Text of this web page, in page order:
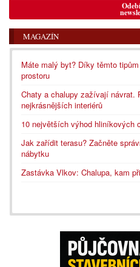
MAGAZÍN
Máte malý byt? Díky těmto
prostoru
Chaty a chalupy zažívají návrat.
nejkrásnějších interiérů
10 největších výhod hliníkových
Jak zařídit terasu? Začněte
nábytku
Zastávka Vlkov: Chalupa, kam